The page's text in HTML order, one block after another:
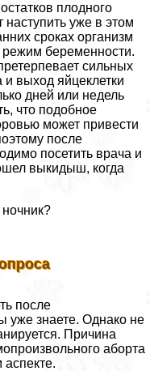
плодного
уже в этом
сроках организм
режим беременности.
сильных
выход яйцеклетки
дней или недель
что подобное
может привести
после
посетить врача и
выкидыш, когда
после
уже знаете. Однако не
Причина
aбopта
аспекте.